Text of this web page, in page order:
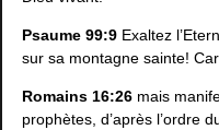
Psaume 99:9 Exaltez
sur sa montagne sainte!
Romains 16:26 mais
prophètes, d’après l’ordre